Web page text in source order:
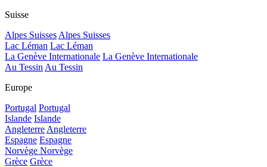
Suisse
Alpes Suisses Alpes Suisses
Lac Léman Lac Léman
La Genève Internationale La Genève Internationale
Au Tessin Au Tessin
Europe
Portugal Portugal
Islande Islande
Angleterre Angleterre
Espagne Espagne
Norvège Norvège
Grèce Grèce